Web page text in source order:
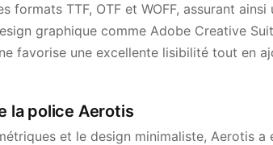
formats TTF, OTF et WOFF, assurant
graphique comme Adobe Creative
favorise une excellente lisibilité tout en
la police Aerotis
et le design minimaliste, Aerotis